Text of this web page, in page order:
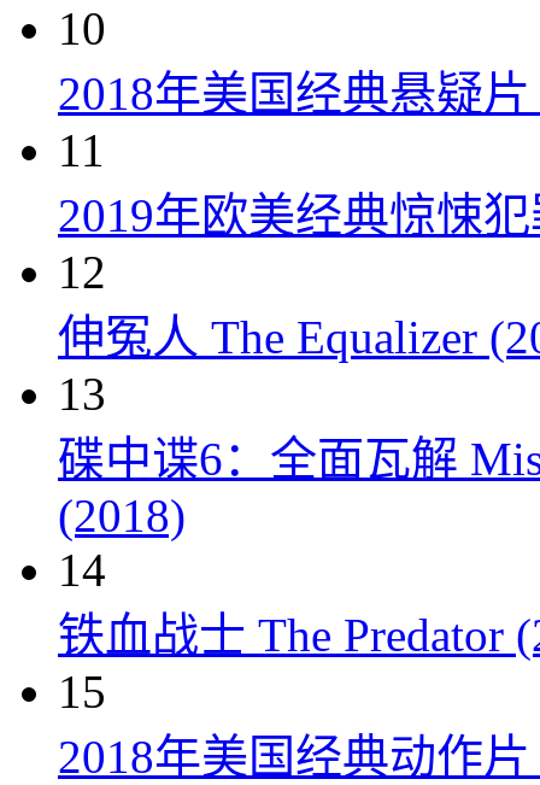
10
2018年美国经典悬疑
11
2019年欧美经典惊悚
12
伸冤人 The Equalizer
13
碟中谍6：全面瓦解
(2018)
14
铁血战士 The Predator
15
2018年美国经典动作